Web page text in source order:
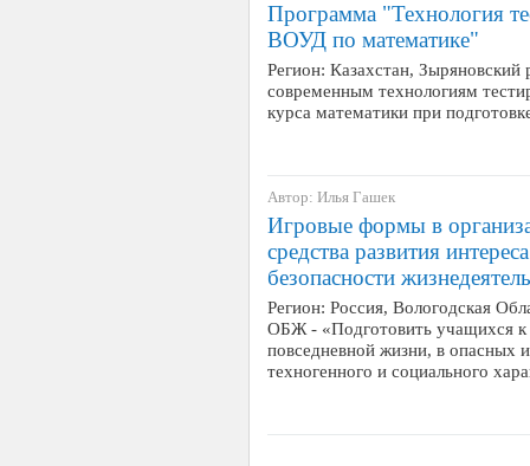
Программа "Технология
ВОУД по математике"
Регион: Казахстан,
современным технологиям
курса математики при
Автор: Илья Гашек
Игровые формы в
средства развития
безопасности
Регион: Россия, Вологодская
ОБЖ - «Подготовить учащихся к
повседневной жизни, в опасных
техногенного и социального